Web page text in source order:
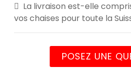
La livraison est-elle
vos chaises pour toute la
POSEZ UNE